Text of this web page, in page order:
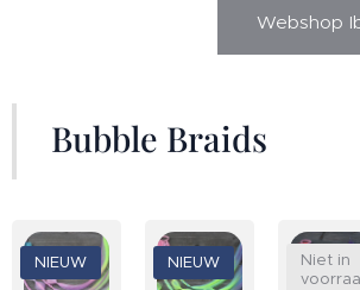
Webshop
Bubble Braids
NIEUW NIEUW
Niet in